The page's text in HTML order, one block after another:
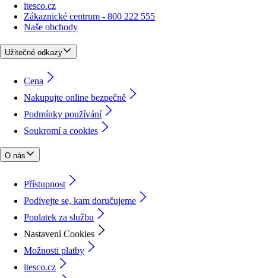
itesco.cz
Zákaznické centrum - 800 222 555
Naše obchody
Užitečné odkazy
Cena
Nakupujte online bezpečně
Podmínky používání
Soukromí a cookies
O nás
Přístupnost
Podívejte se, kam doručujeme
Poplatek za službu
Nastavení Cookies
Možnosti platby
itesco.cz